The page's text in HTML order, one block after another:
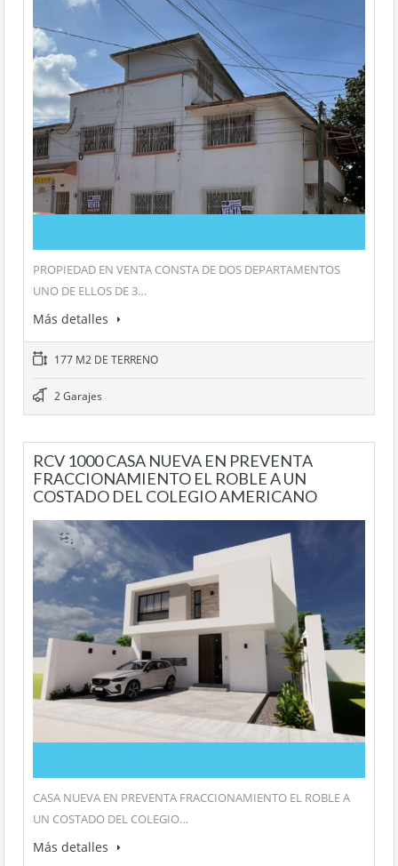
PROPIEDAD EN VENTA CONSTA DE DOS DEPARTAMENTOS
UNO DE ELLOS DE 3…
Más detalles
177 M2 DE TERRENO
2 Garajes
RCV 1000 CASA NUEVA EN PREVENTA
FRACCIONAMIENTO EL ROBLE A UN
COSTADO DEL COLEGIO AMERICANO
CASA NUEVA EN PREVENTA FRACCIONAMIENTO EL ROBLE A
UN COSTADO DEL COLEGIO…
Más detalles